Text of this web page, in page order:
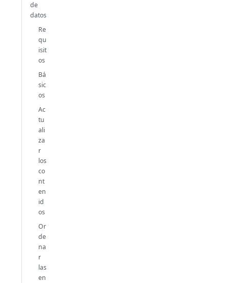
de
datos
Re
qu
isit
os
Bá
sic
os
Ac
tu
ali
za
r
los
co
nt
en
id
os
Or
de
na
r
las
en